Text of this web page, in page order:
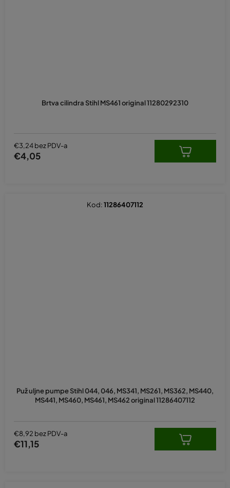
Brtva cilindra Stihl MS461 original 11280292310
€3,24 bez PDV-a
€4,05
Puž uljne pumpe Stihl 044, 046, MS341, MS261, MS362, MS440,
MS441, MS460, MS461, MS462 original 11286407112
€8,92 bez PDV-a
€11,15
Kod:11286407112